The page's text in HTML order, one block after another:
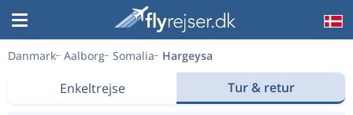
Danmark Aalborg Somalia Hargeysa
Enkeltrejse Tur & retur